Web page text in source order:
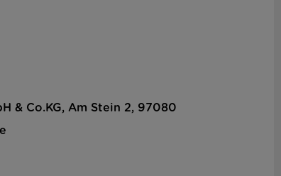
& Co.KG, Am Stein 2, 97080